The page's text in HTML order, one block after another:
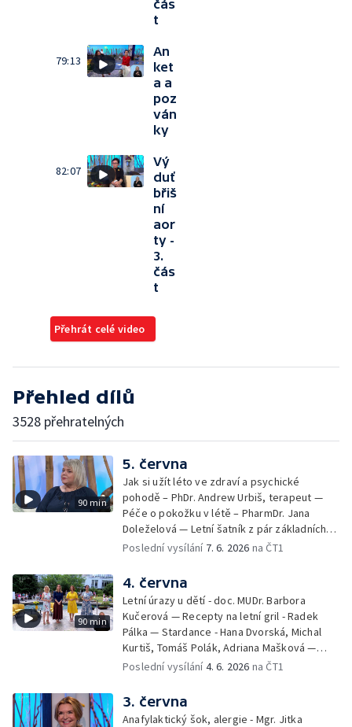
čás
t
79:13
An
ket
a a
poz
ván
ky
82:07
Vý
duť
břiš
ní
aor
ty -
3.
čás
t
Přehrát celé video
Přehled dílů
3528 přehratelných
90 min
5. června
Jak si užít léto ve zdraví a psychické
pohodě – PhDr. Andrew Urbiš, terapeut —
Péče o pokožku v létě – PharmDr. Jana
Doleželová — Letní šatník z pár základních
kousků – Luděk Šmehlík, stylista —
slavnosti – Jiří Krhut, hudebník — Vaření:
letní párty s přáteli – Pavla Pavelková —
Festival v ulicích – Petra Hradilová — Muzejní
noc
Poslední vysílání 7. 6. 2026 na ČT1
90 min
4. června
Letní úrazy u dětí - doc. MUDr. Barbora
Kučerová — Recepty na letní gril - Radek
Pálka — Stardance - Hana Dvorská, Michal
Kurtiš, Tomáš Polák, Adriana Mašková —
Debbie — Dětský čin roku — Zooterapie -
Jírová — Patrik Eliáš — Sladké recepty na
léto - Míša Sedláčková
Poslední vysílání4. 6. 2026 na ČT1
3. června
Anafylaktický šok, alergie - Mgr. Jitka